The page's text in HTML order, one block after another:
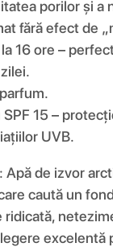
porilor și a
fără efect de
16 ore –
15 –
UVB.
de izvor
caută un
ridicată,